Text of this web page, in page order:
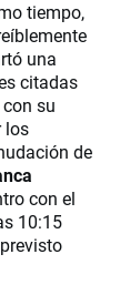
tiempo,
una
citadas
su
los
de
con el
10:15